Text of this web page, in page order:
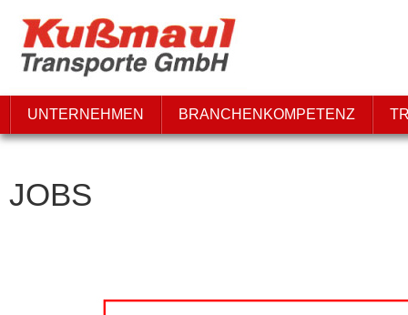
UNTERNEHMEN BRANCHENKOMPETENZ
JOBS